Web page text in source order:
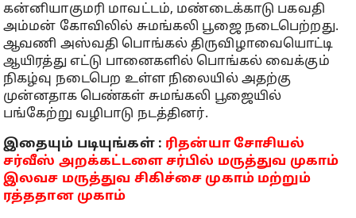
கன்னியாகுமரி மாவட்டம், மண்டைக்காடு பகவதி
அம்மன் கோவிலில் சுமங்கலி பூஜை நடைபெற்றது.
ஆவணி அஸ்வதி பொங்கல் திருவிழாவையொட்டி
ஆயிரத்து எட்டு பானைகளில் பொங்கல் வைக்கும்
நிகழ்வு நடைபெற உள்ள நிலையில் அதற்கு
முன்னதாக பெண்கள் சுமங்கலி பூஜையில்
பங்கேற்று வழிபாடு நடத்தினர்.
இதையும் படியுங்கள் : ரிதன்யா சோசியல்
சர்வீஸ் அறக்கட்டளை சர்பில் மருத்துவ முகாம்
இலவச மருத்துவ சிகிச்சை முகாம் மற்றும்
ரத்ததான முகாம்